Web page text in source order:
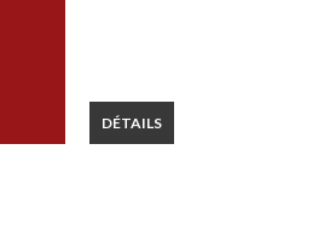
DÉTAILS